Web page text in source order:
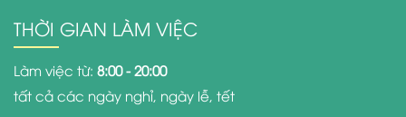
THỜI GIAN LÀM VIỆC
Làm việc từ: 8:00 - 20:00
tất cả các ngày nghỉ, ngày lễ, tết